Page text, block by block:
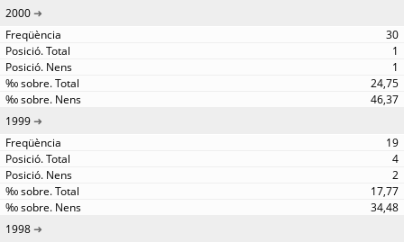
2000
30
1
1
24,75
46,37
1999
19
4
2
17,77
34,48
1998